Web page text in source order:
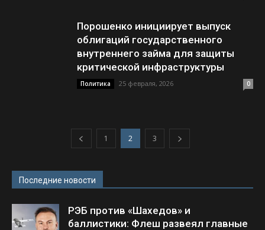
Порошенко инициирует выпуск
облигаций государственного
внутреннего займа для защиты
критической инфраструктуры
Политика 25 февраля, 2026 0
1 2 3
Последние новости
РЭБ против «Шахедов» и
баллистики: Флеш развеял главные